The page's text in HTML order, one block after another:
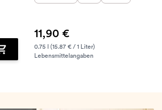
Zum Warenkorb hinzufügen
11,90 €
0.75 l (15.87 € / 1 Liter)
Lebensmittelangaben